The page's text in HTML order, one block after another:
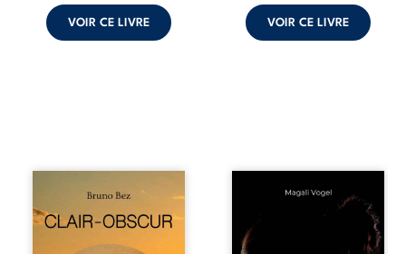
VOIR CE LIVRE VOIR CE LIVRE
Composé en
obscur aborde la
Qui prend soin de
celles et ceux
confions nos